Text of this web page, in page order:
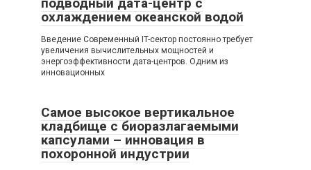
охлаждением океанской водой
Введение Современный IT-сектор постоянно требует
увеличения вычислительных мощностей и
энергоэффективности дата-центров. Одним из
инновационных
Самое высокое вертикальное
кладбище с биоразлагаемыми
капсулами – инновация в
похоронной индустрии